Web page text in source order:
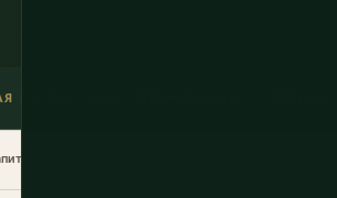
РЕСПУБЛИКА